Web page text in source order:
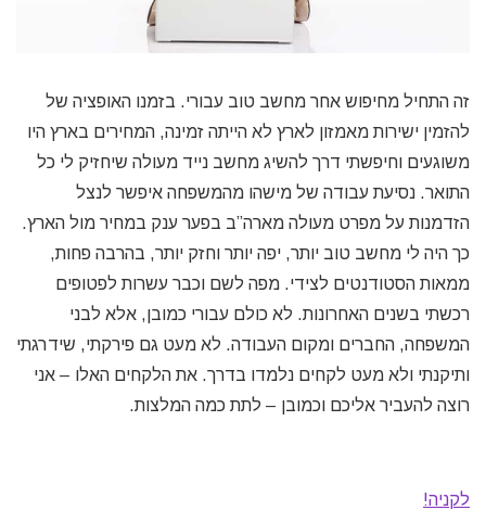
זה התחיל מחיפוש אחר מחשב טוב עבורי. בזמנו האופציה של
להזמין ישירות מאמזון לארץ לא הייתה זמינה, המחירים בארץ היו
משוגעים וחיפשתי דרך להשיג מחשב נייד מעולה שיחזיק לי כל
התואר. נסיעת עבודה של מישהו מהמשפחה איפשר לנצל
הזדמנות על מפרט מעולה מארה”ב בפער ענק במחיר מול הארץ.
כך היה לי מחשב טוב יותר, יפה יותר וחזק יותר, בהרבה פחות,
ממאות הסטודנטים לצידי. מפה לשם וכבר עשרות לפטופים
רכשתי בשנים האחרונות. לא כולם עבורי כמובן, אלא לבני
המשפחה, החברים ומקום העבודה. לא מעט גם פירקתי, שידרגתי
ותיקנתי ולא מעט לקחים נלמדו בדרך. את הלקחים האלו – אני
רוצה להעביר אליכם וכמובן – לתת כמה המלצות.
לקניה!